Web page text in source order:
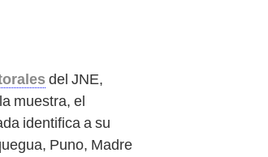
del JNE,
muestra, el
identifica a su
Puno, Madre